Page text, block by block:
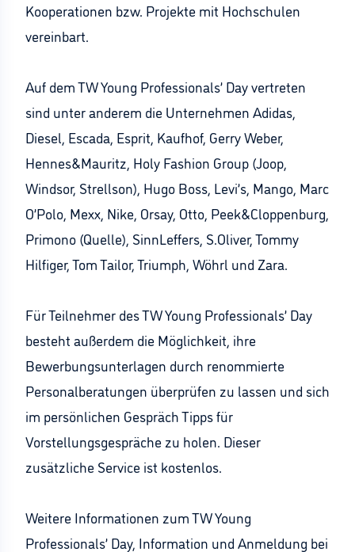
Kooperationen bzw. Projekte mit Hochschulen
vereinbart.
Auf dem TW Young Professionals’ Day vertreten
sind unter anderem die Unternehmen Adidas,
Diesel, Escada, Esprit, Kaufhof, Gerry Weber,
Hennes&Mauritz, Holy Fashion Group (Joop,
Windsor, Strellson), Hugo Boss, Levi’s, Mango, Marc
O’Polo, Mexx, Nike, Orsay, Otto, Peek&Cloppenburg,
Primono (Quelle), SinnLeffers, S.Oliver, Tommy
Hilfiger, Tom Tailor, Triumph, Wöhrl und Zara.
Für Teilnehmer des TW Young Professionals’ Day
besteht außerdem die Möglichkeit, ihre
Bewerbungsunterlagen durch renommierte
Personalberatungen überprüfen zu lassen und sich
im persönlichen Gespräch Tipps für
Vorstellungsgespräche zu holen. Dieser
zusätzliche Service ist kostenlos.
Weitere Informationen zum TW Young
Professionals’ Day, Information und Anmeldung bei